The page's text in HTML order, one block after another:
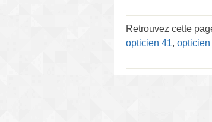
Retrouvez cette
opticien 41, opticien